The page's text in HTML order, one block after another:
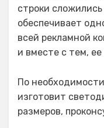
строки
обеспечивает
всей рекламной
и вместе с тем,
По
изготовит
размеров,